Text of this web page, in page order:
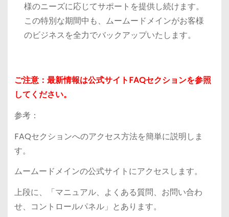
様のニーズに応じてサポートを提供し続けます。
この特別な期間中も、ムームードメインがお客様
のビジネスを全力でバックアップいたします。
ご注意：最新情報は公式サイトFAQセクションを参照
してください。
参考：
FAQセクションへのアクセス方法を簡単に説明しま
す。
ムームードメインの公式サイトにアクセスします。
上段に、「マニュアル、よくある質問、お問い合わ
せ、コントロールパネル」とあります。